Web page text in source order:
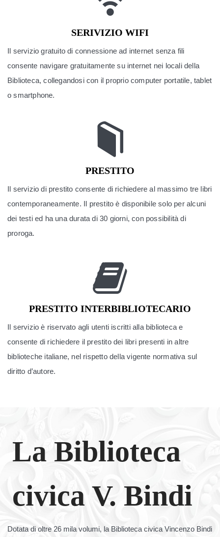
SERIVIZIO WIFI
Il servizio gratuito di connessione ad internet senza fili
consente navigare gratuitamente su internet nei locali della
Biblioteca, collegandosi con il proprio computer portatile, tablet
o smartphone.
PRESTITO
Il servizio di prestito consente di richiedere al massimo tre libri
contemporaneamente. Il prestito è disponibile solo per alcuni
dei testi ed ha una durata di 30 giorni, con possibilità di
proroga.
PRESTITO INTERBIBLIOTECARIO
Il servizio è riservato agli utenti iscritti alla biblioteca e
consente di richiedere il prestito dei libri presenti in altre
biblioteche italiane, nel rispetto della vigente normativa sul
diritto d’autore.
La Biblioteca
civica V. Bindi
Dotata di oltre 26 mila volumi, la Biblioteca civica Vincenzo Bindi